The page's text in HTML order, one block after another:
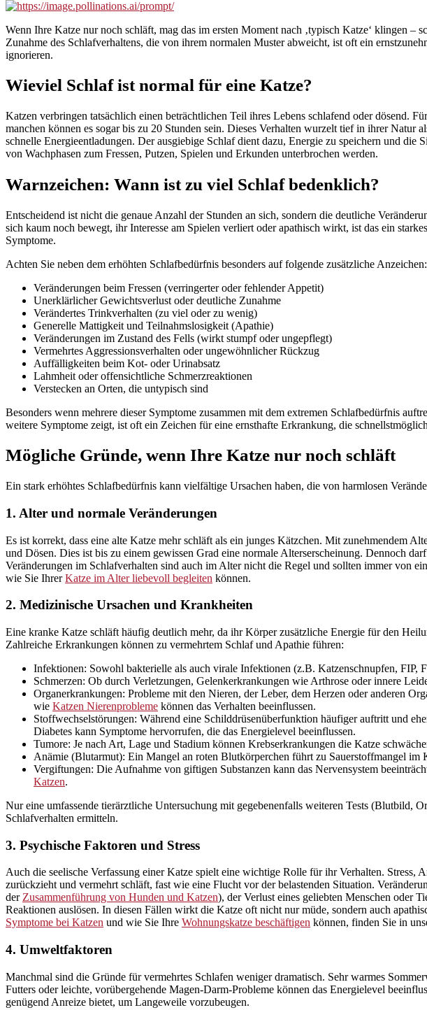
Wenn Ihre Katze nur noch schläft, mag das im ersten Moment nach ‚typisch Katze‘ klingen
Zunahme des Schlafverhaltens, die von ihrem normalen Muster abweicht, ist oft ein
ignorieren.
Wieviel Schlaf ist normal für eine Katze?
Katzen verbringen tatsächlich einen beträchtlichen Teil ihres Lebens schlafend oder dösend.
manchen können es sogar bis zu 20 Stunden sein. Dieses Verhalten wurzelt tief in ihrer
schnelle Energieentladungen. Der ausgiebige Schlaf dient dazu, Energie zu speichern und
von Wachphasen zum Fressen, Putzen, Spielen und Erkunden unterbrochen werden.
Warnzeichen: Wann ist zu viel Schlaf bedenklich?
Entscheidend ist nicht die genaue Anzahl der Stunden an sich, sondern die deutliche
sich kaum noch bewegt, ihr Interesse am Spielen verliert oder apathisch wirkt, ist das ein
Symptome.
Achten Sie neben dem erhöhten Schlafbedürfnis besonders auf folgende zusätzliche Anzeichen:
Veränderungen beim Fressen (verringerter oder fehlender Appetit)
Unerklärlicher Gewichtsverlust oder deutliche Zunahme
Verändertes Trinkverhalten (zu viel oder zu wenig)
Generelle Mattigkeit und Teilnahmslosigkeit (Apathie)
Veränderungen im Zustand des Fells (wirkt stumpf oder ungepflegt)
Vermehrtes Aggressionsverhalten oder ungewöhnlicher Rückzug
Auffälligkeiten beim Kot- oder Urinabsatz
Lahmheit oder offensichtliche Schmerzreaktionen
Verstecken an Orten, die untypisch sind
Besonders wenn mehrere dieser Symptome zusammen mit dem extremen Schlafbedürfnis
weitere Symptome zeigt, ist oft ein Zeichen für eine ernsthafte Erkrankung, die
Mögliche Gründe, wenn Ihre Katze nur noch schläft
Ein stark erhöhtes Schlafbedürfnis kann vielfältige Ursachen haben, die von harmlosen
1. Alter und normale Veränderungen
Es ist korrekt, dass eine alte Katze mehr schläft als ein junges Kätzchen. Mit zunehmendem
und Dösen. Dies ist bis zu einem gewissen Grad eine normale Alterserscheinung. Dennoch
Veränderungen im Schlafverhalten sind auch im Alter nicht die Regel und sollten immer von
wie Sie IhrerKatze im Alter liebevoll begleiten können.
2. Medizinische Ursachen und Krankheiten
Eine kranke Katze schläft häufig deutlich mehr, da ihr Körper zusätzliche Energie für den
Zahlreiche Erkrankungen können zu vermehrtem Schlaf und Apathie führen:
Infektionen: Sowohl bakterielle als auch virale Infektionen (z.B. Katzenschnupfen, FIP,
Schmerzen: Ob durch Verletzungen, Gelenkerkrankungen wie Arthrose oder innere
Organerkrankungen: Probleme mit den Nieren, der Leber, dem Herzen oder anderen
wie Katzen Nierenprobleme können das Verhalten beeinflussen.
Stoffwechselstörungen: Während eine Schilddrüsenüberfunktion häufiger auftritt und
Diabetes kann Symptome hervorrufen, die das Energielevel beeinflussen.
Tumore: Je nach Art, Lage und Stadium können Krebserkrankungen die Katze
Anämie (Blutarmut): Ein Mangel an roten Blutkörperchen führt zu Sauerstoffmangel im
Vergiftungen: Die Aufnahme von giftigen Substanzen kann das Nervensystem
Katzen.
Nur eine umfassende tierärztliche Untersuchung mit gegebenenfalls weiteren Tests (Blutbild,
Schlafverhalten ermitteln.
3. Psychische Faktoren und Stress
Auch die seelische Verfassung einer Katze spielt eine wichtige Rolle für ihr Verhalten. Stress,
zurückzieht und vermehrt schläft, fast wie eine Flucht vor der belastenden Situation.
derZusammenführung von Hunden und Katzen), der Verlust eines geliebten Menschen oder
Reaktionen auslösen. In diesen Fällen wirkt die Katze oft nicht nur müde, sondern auch
Symptome bei Katzen und wie Sie Ihre Wohnungskatze beschäftigen können, finden Sie in
4. Umweltfaktoren
Manchmal sind die Gründe für vermehrtes Schlafen weniger dramatisch. Sehr warmes
Futters oder leichte, vorübergehende Magen-Darm-Probleme können das Energielevel
genügend Anreize bietet, um Langeweile vorzubeugen.